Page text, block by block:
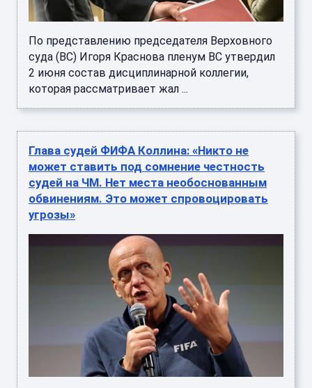
По представлению председателя Верховного
суда (ВС) Игоря Краснова пленум ВС утвердил
2 июня состав дисциплинарной коллегии,
которая рассматривает жал ...
Глава судей ФИФА Коллина: «Никто не
может ставить под сомнение честность
судей на ЧМ. Нет места необоснованным
обвинениям. Это может спровоцировать
угрозы»